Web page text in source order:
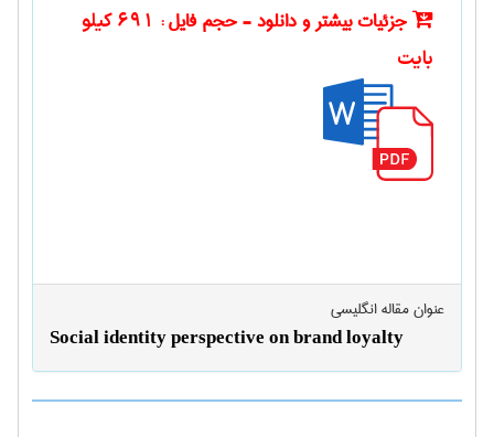
جزئیات بیشتر و دانلود - حجم فایل :
691 کیلو
بایت
عنوان مقاله انگليسی
Social identity perspective on brand loyalty